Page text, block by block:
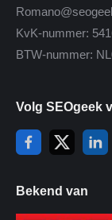
KvK-nummer:
BTW-nummer:
Volg SEOgeek
Bekend van